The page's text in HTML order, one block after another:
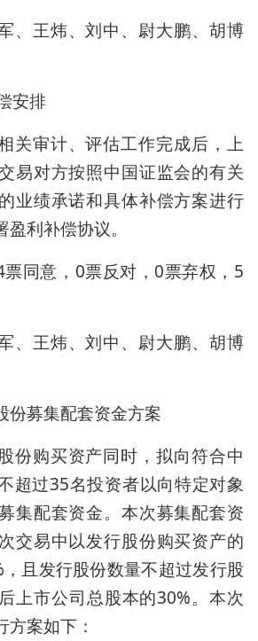
、王炜、刘中、尉大鹏、胡博
安排
关审计、评估工作完成后，上
易对方按照中国证监会的有关
业绩承诺和具体补偿方案进行
利补偿协议。
同意，0票反对，0票弃权，5
、王炜、刘中、尉大鹏、胡博
份募集配套资金方案
份购买资产同时，拟向符合中
超过35名投资者以向特定对象
集配套资金。本次募集配套资
交易中以发行股份购买资产的
且发行股份数量不超过发行股
上市公司总股本的30%。本次
案如下：